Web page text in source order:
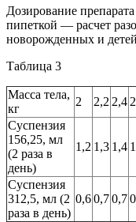
Дозирование
пипеткой — расчет
новорожденных и
Таблица 3
Масса тела,
кг
2 2,22,4
Суспензия
156,25, мл
(2 раза в
день)
1,2 1,3 1,4
Суспензия
312,5, мл (2
раза в день)
0,60,70,7